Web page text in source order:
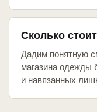
Сколько стоит
Дадим понятную
магазина одежды
и навязанных